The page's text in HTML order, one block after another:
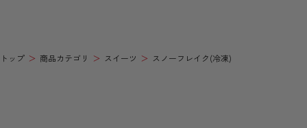
トップ 商品カテゴリ スイーツ スノーフレイク(冷凍)